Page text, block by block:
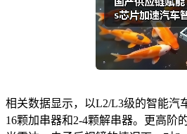
相关数据显示，以L2/L3级的智能汽
16颗加串器和2-4颗解串器。更高阶